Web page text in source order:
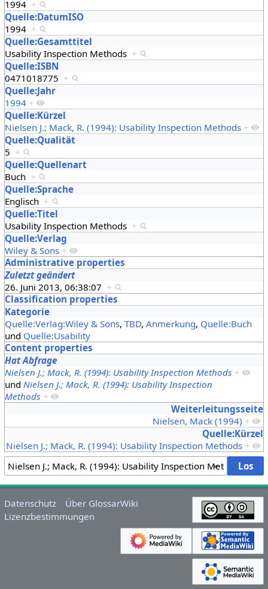
1994 +
Quelle:DatumISO
1994 +
Quelle:Gesamttitel
Usability Inspection Methods +
Quelle:ISBN
0471018775 +
Quelle:Jahr
1994 +
Quelle:Kürzel
Nielsen J.; Mack, R. (1994): Usability Inspection Methods +
Quelle:Qualität
5 +
Quelle:Quellenart
Buch +
Quelle:Sprache
Englisch +
Quelle:Titel
Usability Inspection Methods +
Quelle:Verlag
Wiley & Sons +
Administrative properties
Zuletzt geändert
26. Juni 2013, 06:38:07 +
Classification properties
Kategorie
Quelle:Verlag:Wiley & Sons, TBD, Anmerkung, Quelle:Buch
und Quelle:Usability
Content properties
Hat Abfrage
Nielsen J.; Mack, R. (1994): Usability Inspection Methods +
und Nielsen J.; Mack, R. (1994): Usability Inspection
Methods +
Weiterleitungsseite
Nielsen, Mack (1994) +
Quelle:Kürzel
Nielsen J.; Mack, R. (1994): Usability Inspection Methods +
Datenschutz
Über GlossarWiki
Lizenzbestimmungen